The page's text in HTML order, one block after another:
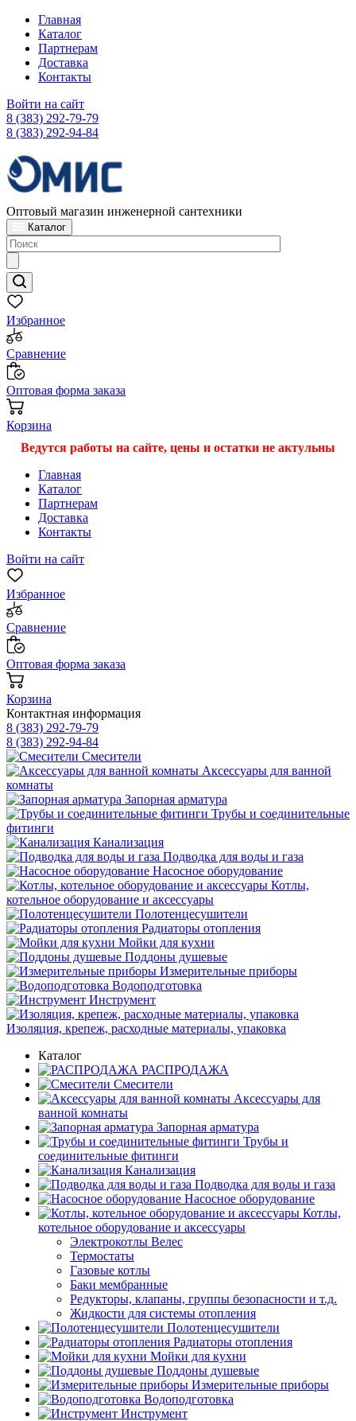
Главная
Каталог
Партнерам
Доставка
Контакты
Войти на сайт
8 (383) 292-79-79
8 (383) 292-94-84
Оптовый магазин инженерной сантехники
Каталог
Избранное
Сравнение
Оптовая форма заказа
Корзина
Ведутся работы на сайте, цены и остатки не актульны
Главная
Каталог
Партнерам
Доставка
Контакты
Войти на сайт
Избранное
Сравнение
Оптовая форма заказа
Корзина
Контактная информация
8 (383) 292-79-79
8 (383) 292-94-84
Смесители
Аксессуары для ванной
комнаты
Запорная арматура
Трубы и соединительные
фитинги
Канализация
Подводка для воды и газа
Насосное оборудование
Котлы,
котельное оборудование и аксессуары
Полотенцесушители
Радиаторы отопления
Мойки для кухни
Поддоны душевые
Измерительные приборы
Водоподготовка
Инструмент
Изоляция, крепеж, расходные материалы, упаковка
Каталог
РАСПРОДАЖА
Смесители
Аксессуары для
ванной комнаты
Запорная арматура
Трубы и
соединительные фитинги
Канализация
Подводка для воды и газа
Насосное оборудование
Котлы,
котельное оборудование и аксессуары
Электрокотлы Велес
Термостаты
Газовые котлы
Баки мембранные
Редукторы, клапаны, группы безопасности и т.д.
Жидкости для системы отопления
Полотенцесушители
Радиаторы отопления
Мойки для кухни
Поддоны душевые
Измерительные приборы
Водоподготовка
Инструмент